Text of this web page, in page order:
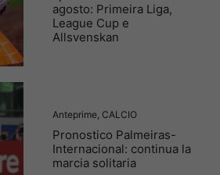
agosto: Primeira Liga,
League Cup e
Allsvenskan
Anteprime CALCIO
Pronostico Palmeiras-
Internacional: continua la
marcia solitaria